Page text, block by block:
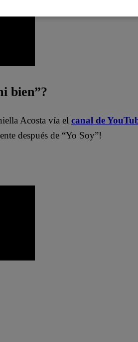
bien”?
Acosta vía el canal de
después de “Yo Soy”!